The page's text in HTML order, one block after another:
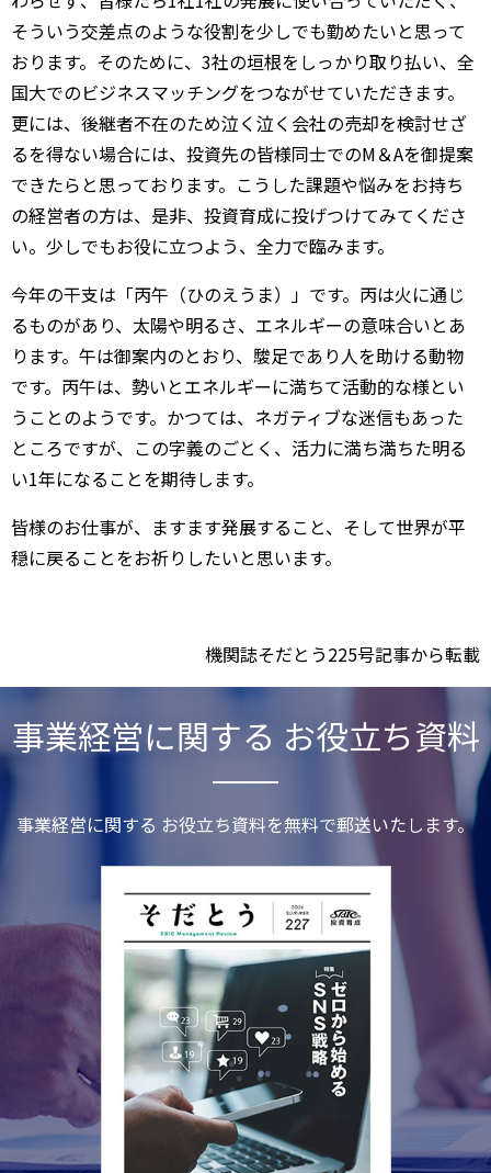
そういう交差点のような役割を少しでも勤めたいと思って
おります。そのために、3社の垣根をしっかり取り払い、全
国大でのビジネスマッチングをつながせていただきます。
更には、後継者不在のため泣く泣く会社の売却を検討せざ
るを得ない場合には、投資先の皆様同士でのM＆Aを御提案
できたらと思っております。こうした課題や悩みをお持ち
の経営者の方は、是非、投資育成に投げつけてみてくださ
い。少しでもお役に立つよう、全力で臨みます。
今年の干支は「丙午（ひのえうま）」です。丙は火に通じ
るものがあり、太陽や明るさ、エネルギーの意味合いとあ
ります。午は御案内のとおり、駿足であり人を助ける動物
です。丙午は、勢いとエネルギーに満ちて活動的な様とい
うことのようです。かつては、ネガティブな迷信もあった
ところですが、この字義のごとく、活力に満ち満ちた明る
い1年になることを期待します。
皆様のお仕事が、ますます発展すること、そして世界が平
穏に戻ることをお祈りしたいと思います。
機関誌そだとう225号記事から転載
事業経営に関する お役立ち資料
事業経営に関する お役立ち資料を無料で郵送いたします。